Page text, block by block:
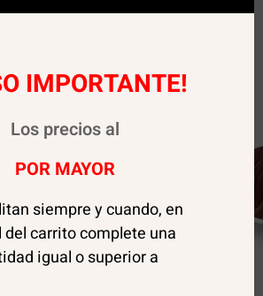
IMPORTANTE!
Los precios al
POR MAYOR
siempre y cuando, en
del carrito complete una
igual o superior a